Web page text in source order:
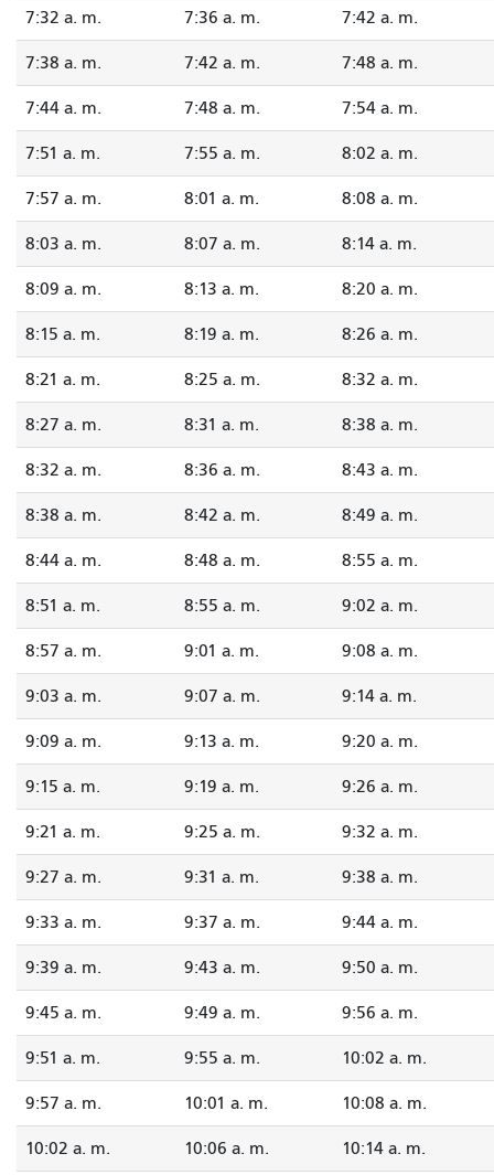
7:32 a. m. 7:36 a. m. 7:42 a. m.
7:38 a. m. 7:42 a. m. 7:48 a. m.
7:44 a. m. 7:48 a. m. 7:54 a. m.
7:51 a. m. 7:55 a. m. 8:02 a. m.
7:57 a. m. 8:01 a. m. 8:08 a. m.
8:03 a. m. 8:07 a. m. 8:14 a. m.
8:09 a. m. 8:13 a. m. 8:20 a. m.
8:15 a. m. 8:19 a. m. 8:26 a. m.
8:21 a. m. 8:25 a. m. 8:32 a. m.
8:27 a. m. 8:31 a. m. 8:38 a. m.
8:32 a. m. 8:36 a. m. 8:43 a. m.
8:38 a. m. 8:42 a. m. 8:49 a. m.
8:44 a. m. 8:48 a. m. 8:55 a. m.
8:51 a. m. 8:55 a. m. 9:02 a. m.
8:57 a. m. 9:01 a. m. 9:08 a. m.
9:03 a. m. 9:07 a. m. 9:14 a. m.
9:09 a. m. 9:13 a. m. 9:20 a. m.
9:15 a. m. 9:19 a. m. 9:26 a. m.
9:21 a. m. 9:25 a. m. 9:32 a. m.
9:27 a. m. 9:31 a. m. 9:38 a. m.
9:33 a. m. 9:37 a. m. 9:44 a. m.
9:39 a. m. 9:43 a. m. 9:50 a. m.
9:45 a. m. 9:49 a. m. 9:56 a. m.
9:51 a. m. 9:55 a. m. 10:02 a. m.
9:57 a. m. 10:01 a. m. 10:08 a. m.
10:02 a. m. 10:06 a. m. 10:14 a. m.